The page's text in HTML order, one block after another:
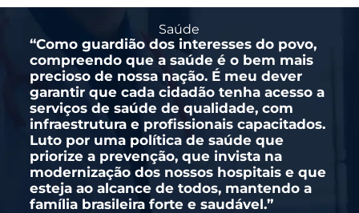
Saúde
“Como guardião dos interesses do povo,
compreendo que a saúde é o bem mais
precioso de nossa nação. É meu dever
garantir que cada cidadão tenha acesso a
serviços de saúde de qualidade, com
infraestrutura e profissionais capacitados.
Luto por uma política de saúde que
priorize a prevenção, que invista na
modernização dos nossos hospitais e que
esteja ao alcance de todos, mantendo a
família brasileira forte e saudável.”